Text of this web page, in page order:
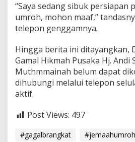
“Saya sedang sibuk persiapan
umroh, mohon maaf,”
telepon genggamnya.
Hingga berita ini ditayangkan,
Gamal Hikmah Pusaka Hj. Andi
Muthmmainah belum dapat
dihubungi melalui telepon
aktif.
Post Views: 497
#gagalbrangkat #jemaahumroh